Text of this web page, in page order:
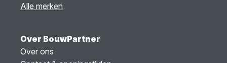
Alle merken
Over BouwPartner
Over ons